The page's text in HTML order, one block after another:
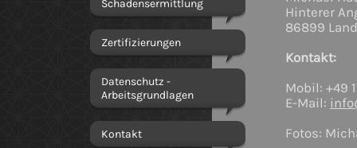
Schadensermittlung
Zertifizierungen
Datenschutz -
Arbeitsgrundlagen
Kontakt
Hinterer
86899
Kontakt:
Mobil: +49
E-Mail:
Fotos: